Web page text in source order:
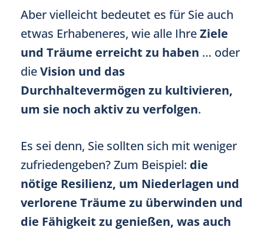
Aber vielleicht bedeutet es für Sie auch
etwas Erhabeneres, wie alle IhreZiele
und Träume erreicht zu haben … oder
dieVision und das
Durchhaltevermögen zu kultivieren,
um sie noch aktiv zu verfolgen.
Es sei denn, Sie sollten sich mit weniger
zufriedengeben? Zum Beispiel: die
nötige Resilienz, um Niederlagen und
verlorene Träume zu überwinden und
die Fähigkeit zu genießen, was auch